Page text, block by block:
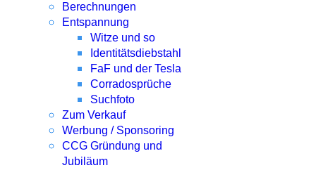
Berechnungen
Entspannung
Witze und so
Identitätsdiebstahl
FaF und der Tesla
Corradosprüche
Suchfoto
Zum Verkauf
Werbung / Sponsoring
CCG Gründung und
Jubiläum